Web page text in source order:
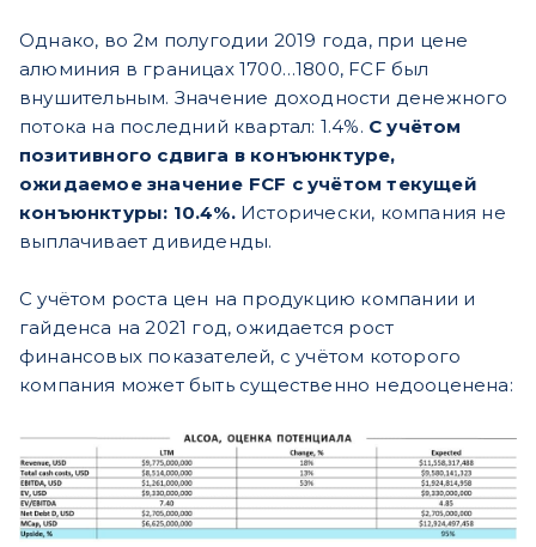
Однако, во 2м полугодии 2019 года, при цене
алюминия в границах 1700…1800, FCF был
внушительным. Значение доходности денежного
потока на последний квартал: 1.4%. С учётом
позитивного сдвига в конъюнктуре,
ожидаемое значение FCF с учётом текущей
конъюнктуры: 10.4%. Исторически, компания не
выплачивает дивиденды.
С учётом роста цен на продукцию компании и
гайденса на 2021 год, ожидается рост
финансовых показателей, с учётом которого
компания может быть существенно недооценена: